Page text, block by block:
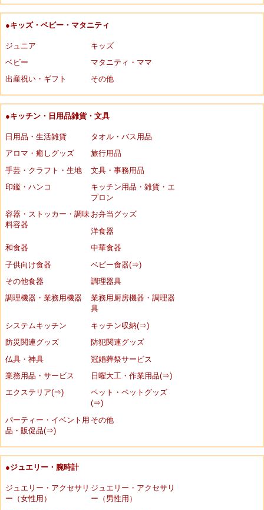
●キッズ・ベビー・マタニティ
ジュニア
キッズ
ベビー
マタニティ・ママ
出産祝い・ギフト
その他
●キッチン・日用品雑貨・文具
日用品・生活雑貨
タオル・バス用品
アロマ・癒しグッズ
旅行用品
手芸・クラフト・生地
文具・事務用品
印鑑・ハンコ
キッチン用品・雑貨・エ
プロン
容器・ストッカー・調味
料容器
お弁当グッズ
洋食器
和食器
中華食器
子供向け食器
ベビー食器(⇒)
その他食器
調理器具
調理機器・業務用機器
業務用厨房機器・調理器
具
システムキッチン
キッチン収納(⇒)
防災関連グッズ
防犯関連グッズ
仏具・神具
冠婚葬祭サービス
業務用品・サービス
日曜大工・作業用品(⇒)
エクステリア(⇒)
ペット・ペットグッズ
(⇒)
パーティー・イベント用
品・販促品(⇒)
その他
●ジュエリー・腕時計
ジュエリー・アクセサリ
ー（女性用）
ジュエリー・アクセサリ
ー（男性用）